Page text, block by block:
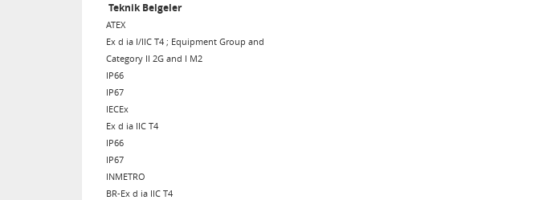
Teknik Belgeler
ATEX
Ex d ia I/IIC T4 ; Equipment Group and
Category II 2G and I M2
IP66
IP67
IECEx
Ex d ia IIC T4
IP66
IP67
INMETRO
BR-Ex d ia IIC T4